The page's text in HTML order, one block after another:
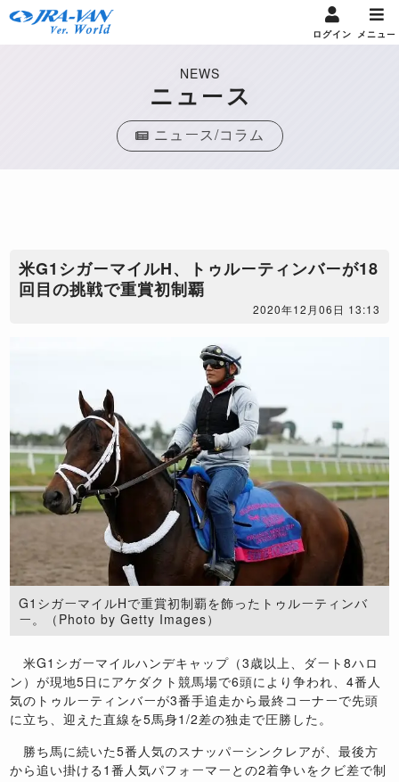
ログイン メニュー
NEWS
ニュース
ニュース/コラム
米G1シガーマイルH、トゥルーティンバーが18
回目の挑戦で重賞初制覇
2020年12月06日 13:13
G1シガーマイルHで重賞初制覇を飾ったトゥルーティンバ
ー。（Photo by Getty Images）
米G1シガーマイルハンデキャップ（3歳以上、ダート8ハロ
ン）が現地5日にアケダクト競馬場で6頭により争われ、4番人
気のトゥルーティンバーが3番手追走から最終コーナーで先頭
に立ち、迎えた直線を5馬身1/2差の独走で圧勝した。
勝ち馬に続いた5番人気のスナッパーシンクレアが、最後方
から追い掛ける1番人気パフォーマーとの2着争いをクビ差で制